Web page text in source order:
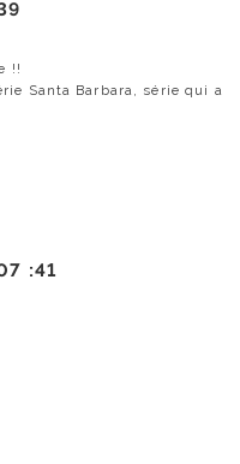
!!
Santa Barbara, série qui a
:41